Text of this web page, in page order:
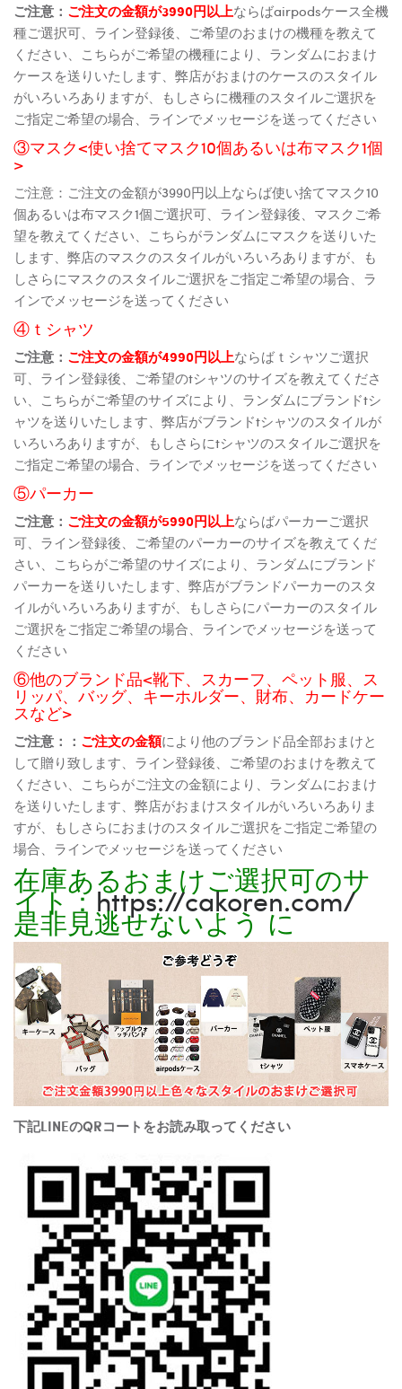
ご注意： ご注文の金額が3990円以上ならばairpodsケース全機
種ご選択可、ライン登録後、ご希望のおまけの機種を教えて
ください、こちらがご希望の機種により、ランダムにおまけ
ケースを送りいたします、弊店がおまけのケースのスタイル
がいろいろありますが、もしさらに機種のスタイルご選択を
ご指定ご希望の場合、ラインでメッセージを送ってください
③マスク<使い捨てマスク10個あるいは布マスク1個
>
ご注意：ご注文の金額が3990円以上ならば使い捨てマスク10
個あるいは布マスク1個ご選択可、ライン登録後、マスクご希
望を教えてください、こちらがランダムにマスクを送りいた
します、弊店のマスクのスタイルがいろいろありますが、も
しさらにマスクのスタイルご選択をご指定ご希望の場合、ラ
インでメッセージを送ってください
④ｔシャツ
ご注意： ご注文の金額が4990円以上ならばｔシャツご選択
可、ライン登録後、ご希望のtシャツのサイズを教えてくださ
い、こちらがご希望のサイズにより、ランダムにブランドtシ
ャツを送りいたします、弊店がブランドtシャツのスタイルが
いろいろありますが、もしさらにtシャツのスタイルご選択を
ご指定ご希望の場合、ラインでメッセージを送ってください
⑤パーカー
ご注意： ご注文の金額が5990円以上ならばパーカーご選択
可、ライン登録後、ご希望のパーカーのサイズを教えてくだ
さい、こちらがご希望のサイズにより、ランダムにブランド
パーカーを送りいたします、弊店がブランドパーカーのスタ
イルがいろいろありますが、もしさらにパーカーのスタイル
ご選択をご指定ご希望の場合、ラインでメッセージを送って
ください
⑥他のブランド品<靴下、スカーフ、ペット服、ス
リッパ、バッグ、キーホルダー、財布、カードケー
スなど>
ご注意：： ご注文の金額により他のブランド品全部おまけと
して贈り致します、ライン登録後、ご希望のおまけを教えて
ください、こちらがご注文の金額により、ランダムにおまけ
を送りいたします、弊店がおまけスタイルがいろいろありま
すが、もしさらにおまけのスタイルご選択をご指定ご希望の
場合、ラインでメッセージを送ってください
在庫あるおまけご選択可のサ
イト：https://cakoren.com/
是非見逃せないよう に
下記LINEのQRコートをお読み取ってください